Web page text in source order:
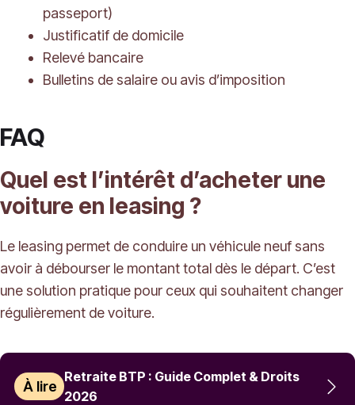
passeport)
Justificatif de domicile
Relevé bancaire
Bulletins de salaire ou avis d’imposition
FAQ
Quel est l’intérêt d’acheter une
voiture en leasing ?
Le leasing permet de conduire un véhicule neuf sans
avoir à débourser le montant total dès le départ. C’est
une solution pratique pour ceux qui souhaitent changer
régulièrement de voiture.
À lire
Retraite BTP : Guide Complet & Droits
2026